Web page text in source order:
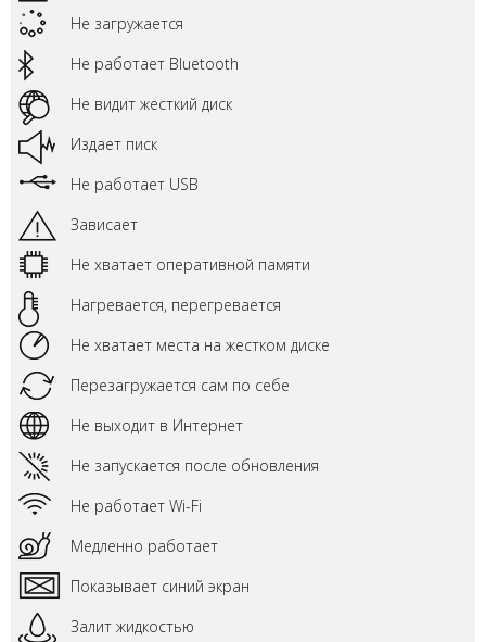
Не загружается
Не работает Bluetooth
Не видит жесткий диск
Издает писк
Не работает USB
Зависает
Не хватает оперативной памяти
Нагревается, перегревается
Не хватает места на жестком диске
Перезагружается сам по себе
Не выходит в Интернет
Не запускается после обновления
Не работает Wi-Fi
Медленно работает
Показывает синий экран
Залит жидкостью